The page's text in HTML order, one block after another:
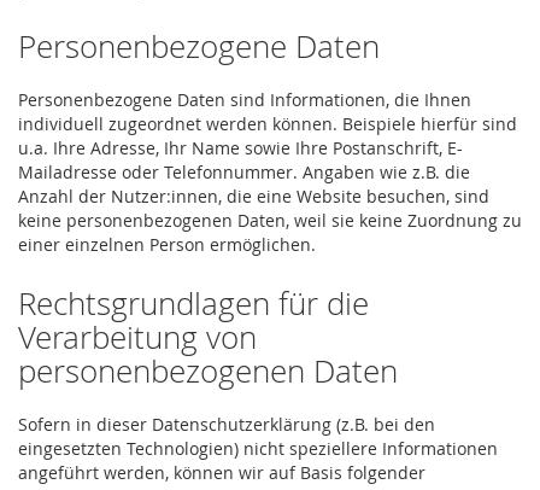
Personenbezogene Daten
Personenbezogene Daten sind Informationen, die Ihnen
individuell zugeordnet werden können. Beispiele hierfür sind
u.a. Ihre Adresse, Ihr Name sowie Ihre Postanschrift, E-
Mailadresse oder Telefonnummer. Angaben wie z.B. die
Anzahl der Nutzer:innen, die eine Website besuchen, sind
keine personenbezogenen Daten, weil sie keine Zuordnung zu
einer einzelnen Person ermöglichen.
Rechtsgrundlagen für die
Verarbeitung von
personenbezogenen Daten
Sofern in dieser Datenschutzerklärung (z.B. bei den
eingesetzten Technologien) nicht speziellere Informationen
angeführt werden, können wir auf Basis folgender